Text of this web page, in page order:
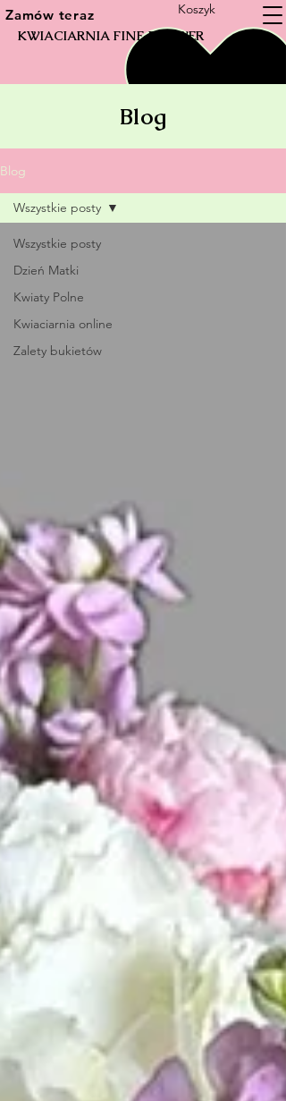
Koszyk
KWIACIARNIA FINE FLOWER
Zamów teraz
Blog
Blog
Wszystkie posty
Dzień Matki
Kwiaty Polne
Kwiaciarnia online
Zalety bukietów
Wszystkie posty